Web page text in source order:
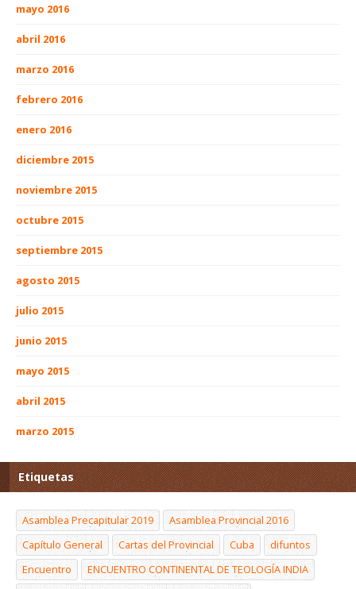
mayo 2016
abril 2016
marzo 2016
febrero 2016
enero 2016
diciembre 2015
noviembre 2015
octubre 2015
septiembre 2015
agosto 2015
julio 2015
junio 2015
mayo 2015
abril 2015
marzo 2015
Etiquetas
Asamblea Precapitular 2019
Asamblea Provincial 2016
Capítulo General
Cartas del Provincial Cuba
difuntos
Encuentro
ENCUENTRO CONTINENTAL DE TEOLOGÍA INDIA